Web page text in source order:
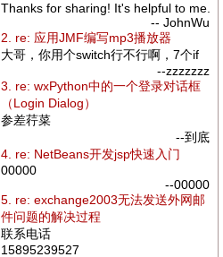
Thanks for sharing! It's helpful to me.
-- JohnWu
2. re: 应用JMF编写mp3播放器
大哥，你用个switch行不行啊，7个if
--zzzzzzz
3. re: wxPython中的一个登录对话框
（Login Dialog）
参差荇菜
--到底
4. re: NetBeans开发jsp快速入门
00000
--00000
5. re: exchange2003无法发送外网邮
件问题的解决过程
联系电话
15895239527